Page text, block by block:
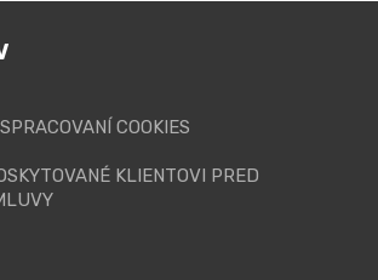
COOKIES
KLIENTOVI PRED